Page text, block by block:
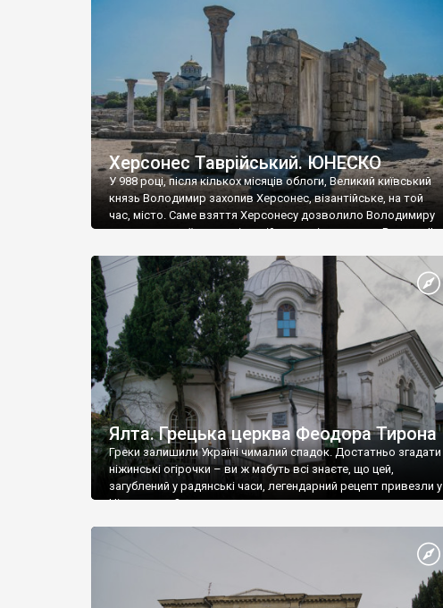
візантійської доби. Раритети викрадені з фондів об’єкту
культурної спадщини ЮНЕСКО «Херсонеса Таврійського».
Офіційно – на виставку «Золото Візантії», але експерти та
влада в Україні вважають це лише […]
Херсонес Таврійський. ЮНЕСКО
У 988 році, після кількох місяців облоги, Великий київський
князь Володимир захопив Херсонес, візантійське, на той
час, місто. Саме взяття Херсонесу дозволило Володимиру
диктувати свої умови візантійському імператору Василю ІІ,
Херсонесі Володимир-язичник, став Василем-
християнином. А потім було Хрещення Русі. На честь
Херсонесу Таврійського названо місто […]
Ялта. Грецька церква Феодора Тирона
Греки залишили Україні чималий спадок. Достатньо згадати
ніжинські огірочки – ви ж мабуть всі знаєте, що цей,
загублений у радянські часи, легендарний рецепт привезли у
Ніжин греки?